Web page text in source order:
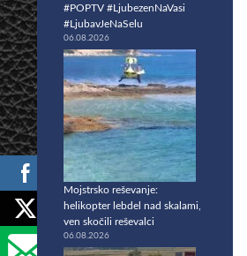
#POPTV #LjubezenNaVasi
#LjubavJeNaSelu
06.08.2026
Mojstrsko reševanje:
helikopter lebdel nad skalami,
ven skočili reševalci
06.08.2026